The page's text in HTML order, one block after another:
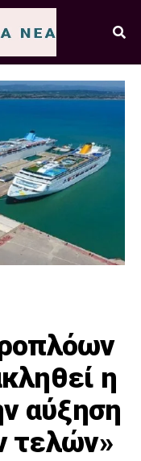
η
αύξηση
τελών»